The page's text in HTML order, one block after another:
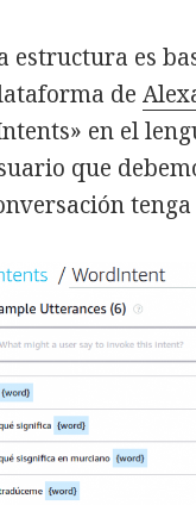
estructura es
de
en el
que